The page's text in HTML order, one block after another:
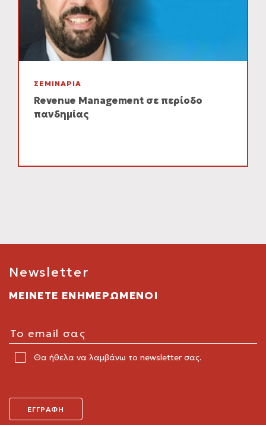
ΣΕΜΙΝΑΡΙΑ
Revenue Management σε περίοδο
πανδημίας
Newsletter
ΜΕΙΝΕΤΕ ΕΝΗΜΕΡΩΜΕΝΟΙ
Θα ήθελα να λαμβάνω το newsletter σας.